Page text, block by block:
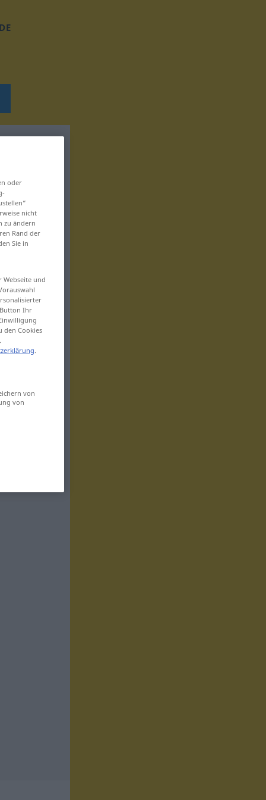
DE
oder
nicht
zu ändern
Rand der
Sie in
und
Ihr
den Cookies
.
von
von